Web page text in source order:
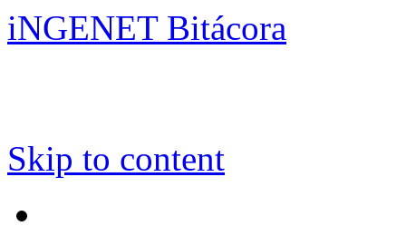
iNGENET Bitácora
Skip to content